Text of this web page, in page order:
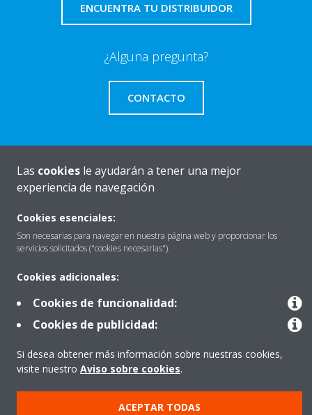
ENCUENTRA TU DISTRIBUIDOR
¿Alguna pregunta?
CONTACTO
Quiénes somos
Destacados
Contactar con Daikin
Copyright © Daikin
Las cookies le ayudarán a tener una mejor
experiencia de navegación
Cookies esenciales:
Son necesarias para navegar en nuestra página web y proporcionar los
servicios solicitados ("cookies necesarias").
Cookies adicionales:
Cookies de funcionalidad:
Cookies de publicidad:
Si desea obtener más información sobre nuestras cookies,
visite nuestro Aviso sobre cookies.
ACEPTAR TODAS